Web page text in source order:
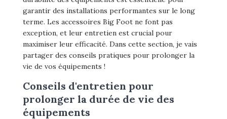
garantir des installations performantes sur le long
terme. Les accessoires Big Foot ne font pas
exception, et leur entretien est crucial pour
maximiser leur efficacité. Dans cette section, je vais
partager des conseils pratiques pour prolonger la
vie de vos équipements !
Conseils d'entretien pour
prolonger la durée de vie des
équipements